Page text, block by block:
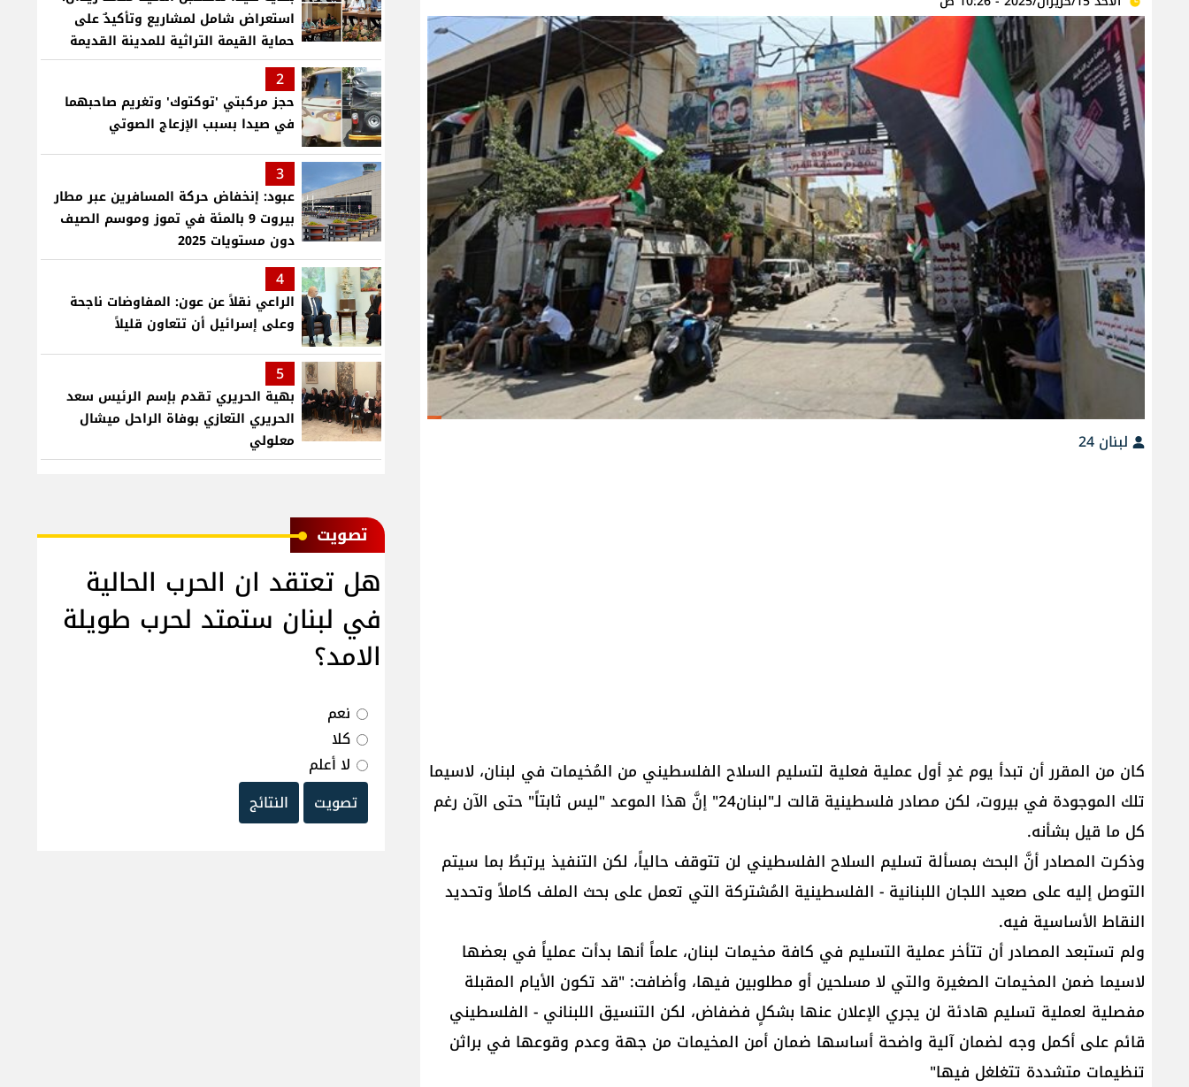
لبنان 24
كان من المقرر أن تبدأ يوم غدٍ أول عملية فعلية لتسليم السلاح الفلسطيني من المُخيمات في لبنان، لاسيما
تلك الموجودة في بيروت، لكن مصادر فلسطينية قالت لـ"لبنان24" إنَّ هذا الموعد "ليس ثابتاً" حتى الآن رغم
كل ما قيل بشأنه.
وذكرت المصادر أنَّ البحث بمسألة تسليم السلاح الفلسطيني لن تتوقف حالياً، لكن التنفيذ يرتبطُ بما سيتم
التوصل إليه على صعيد اللجان اللبنانية - الفلسطينية المُشتركة التي تعمل على بحث الملف كاملاً وتحديد
النقاط الأساسية فيه.
ولم تستبعد المصادر أن تتأخر عملية التسليم في كافة مخيمات لبنان، علماً أنها بدأت عملياً في بعضها
لاسيما ضمن المخيمات الصغيرة والتي لا مسلحين أو مطلوبين فيها، وأضافت: "قد تكون الأيام المقبلة
مفصلية لعملية تسليم هادئة لن يجري الإعلان عنها بشكلٍ فضفاض، لكن التنسيق اللبناني - الفلسطيني
قائم على أكمل وجه لضمان آلية واضحة أساسها ضمان أمن المخيمات من جهة وعدم وقوعها في براثن
تنظيمات متشددة تتغلغل فيها"
استعراض شامل لمشاريع وتأكيدٌ على
حماية القيمة التراثية للمدينة القديمة
2
حجز مركبتي 'توكتوك' وتغريم صاحبهما
في صيدا بسبب الإزعاج الصوتي
3
عبود: إنخفاض حركة المسافرين عبر مطار
بيروت 9 بالمئة في تموز وموسم الصيف
دون مستويات 2025
4
الراعي نقلاً عن عون: المفاوضات ناجحة
وعلى إسرائيل أن تتعاون قليلاً
5
بهية الحريري تقدم بإسم الرئيس سعد
الحريري التعازي بوفاة الراحل ميشال
معلولي
ﺗﺼﻮﻳﺖ
هل تعتقد ان الحرب الحالية
في لبنان ستمتد لحرب طويلة
الامد؟
نعم
كلا
لا أعلم
تصويت
النتائج